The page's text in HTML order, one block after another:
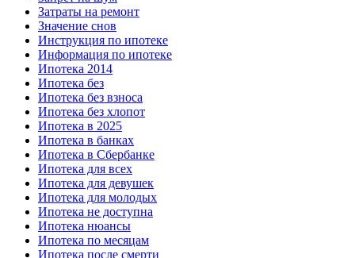
Затраты на ремонт
Значение снов
Инструкция по ипотеке
Информация по ипотеке
Ипотека 2014
Ипотека без
Ипотека без взноса
Ипотека без хлопот
Ипотека в 2025
Ипотека в банках
Ипотека в Сбербанке
Ипотека для всех
Ипотека для девушек
Ипотека для молодых
Ипотека не доступна
Ипотека нюансы
Ипотека по месяцам
Ипотека после смерти